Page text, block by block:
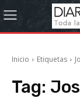
Inicio Etiquetas
Tag: